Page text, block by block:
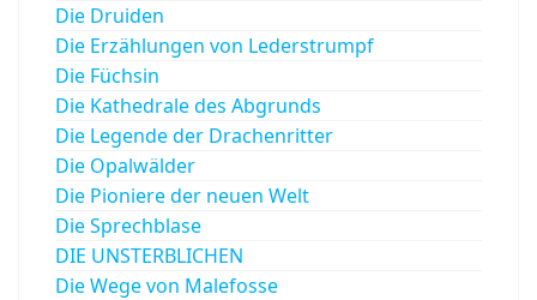
Die Druiden
Die Erzählungen von Lederstrumpf
Die Füchsin
Die Kathedrale des Abgrunds
Die Legende der Drachenritter
Die Opalwälder
Die Pioniere der neuen Welt
Die Sprechblase
DIE UNSTERBLICHEN
Die Wege von Malefosse